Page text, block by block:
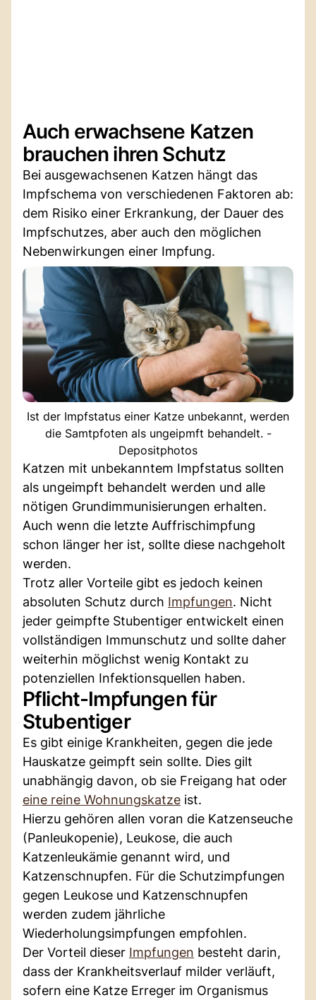
Auch erwachsene Katzen
brauchen ihren Schutz
Bei ausgewachsenen Katzen hängt das
Impfschema von verschiedenen Faktoren ab:
dem Risiko einer Erkrankung, der Dauer des
Impfschutzes, aber auch den möglichen
Nebenwirkungen einer Impfung.
Ist der Impfstatus einer Katze unbekannt, werden
die Samtpfoten als ungeipmft behandelt. -
Depositphotos
Katzen mit unbekanntem Impfstatus sollten
als ungeimpft behandelt werden und alle
nötigen Grundimmunisierungen erhalten.
Auch wenn die letzte Auffrischimpfung
schon länger her ist, sollte diese nachgeholt
werden.
Trotz aller Vorteile gibt es jedoch keinen
absoluten Schutz durch Impfungen. Nicht
jeder geimpfte Stubentiger entwickelt einen
vollständigen Immunschutz und sollte daher
weiterhin möglichst wenig Kontakt zu
potenziellen Infektionsquellen haben.
Pflicht-Impfungen für
Stubentiger
Es gibt einige Krankheiten, gegen die jede
Hauskatze geimpft sein sollte. Dies gilt
unabhängig davon, ob sie Freigang hat oder
eine reine Wohnungskatze ist.
Hierzu gehören allen voran die Katzenseuche
(Panleukopenie), Leukose, die auch
Katzenleukämie genannt wird, und
Katzenschnupfen. Für die Schutzimpfungen
gegen Leukose und Katzenschnupfen
werden zudem jährliche
Wiederholungsimpfungen empfohlen.
Der Vorteil dieser Impfungen besteht darin,
dass der Krankheitsverlauf milder verläuft,
sofern eine Katze Erreger im Organismus